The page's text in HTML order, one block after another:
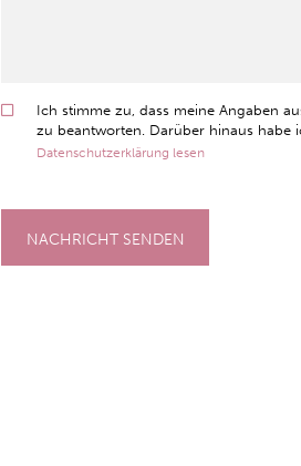
Ich stimme zu, dass meine Angaben
zu beantworten. Darüber hinaus habe
Datenschutzerklärung lesen
NACHRICHT SENDEN